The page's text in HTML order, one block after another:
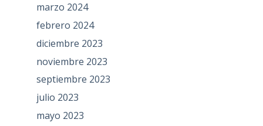
marzo 2024
febrero 2024
diciembre 2023
noviembre 2023
septiembre 2023
julio 2023
mayo 2023